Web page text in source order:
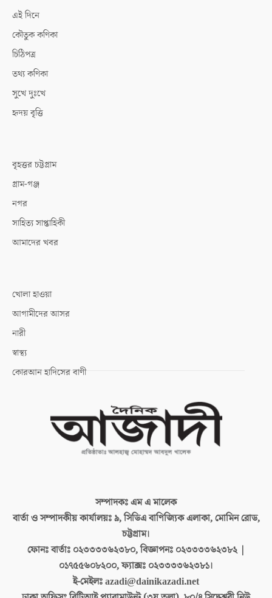
এই দিনে
কৌতুক কণিকা
চিঠিপত্র
তথ্য কণিকা
সুখে দুঃখে
হৃদয় বৃত্তি
বৃহত্তর চট্টগ্রাম
গ্রাম-গঞ্জ
নগর
সাহিত্য সাপ্তাহিকী
আমাদের খবর
খোলা হাওয়া
আগামীদের আসর
নারী
স্বাস্থ্য
কোরআন হাদিসের বাণী
সম্পাদকঃএম এ মালেক
বার্তা ও সম্পাদকীয় কার্যালয়ঃ৯, সিডিএ বাণিজ্যিক এলাকা, মোমিন রোড,
চট্টগ্রাম।
ফোনঃ বার্তাঃ ০২৩৩৩৩৬২৩৮০, বিজ্ঞাপনঃ ০২৩৩৩৩৬২৩৮২ |
০১৭৫৫৬০৮২০০, ফ্যাক্সঃ ০২৩৩৩৩৬২৩৮১।
ই-মেইলঃazadi@dainikazadi.net